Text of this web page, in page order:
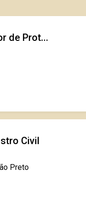
de Prot...
Civil
Preto